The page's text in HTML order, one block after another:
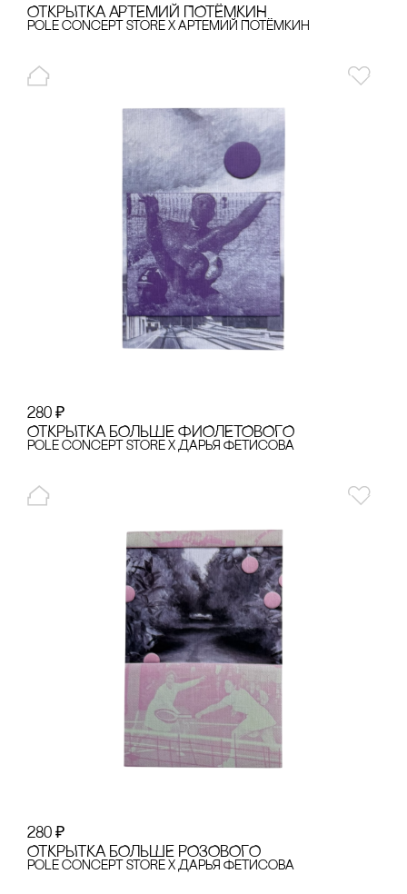
ОТКРЫТКА АРТЕМИЙ ПОТЁМКИН
pole concept store x Артемий Потёмкин
280 ₽
ОТКРЫТКА БОЛЬШЕ ФИОЛЕТОВОГО
pole concept store x Дарья Фетисова
280 ₽
ОТКРЫТКА БОЛЬШЕ РОЗОВОГО
pole concept store x Дарья Фетисова